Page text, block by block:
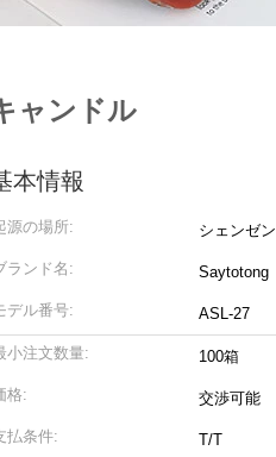
ャンドル
本情報
源の場所: シェンゼン
ランド名: Saytotong
デル番号: ASL-27
小注文数量: 100箱
格: 交渉可能
払条件: T/T